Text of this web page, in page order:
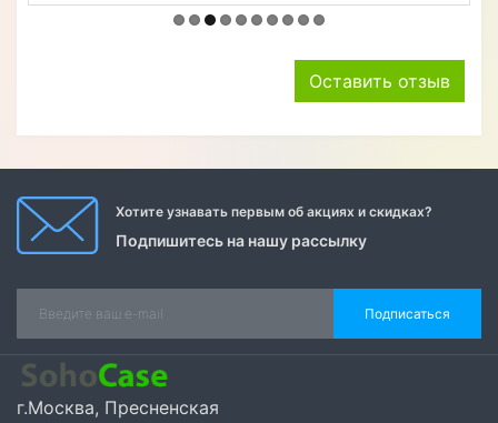
Оставить отзыв
Хотите узнавать первым об акциях и скидках?
Подпишитесь на нашу рассылку
Подписаться
г.Москва, Пресненская